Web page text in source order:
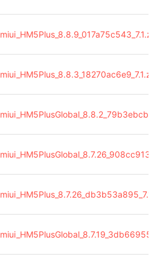
miui_HM5Plus_8.8.9_017a75c543_7.1.zip
miui_HM5Plus_8.8.3_18270ac6e9_7.1.zip